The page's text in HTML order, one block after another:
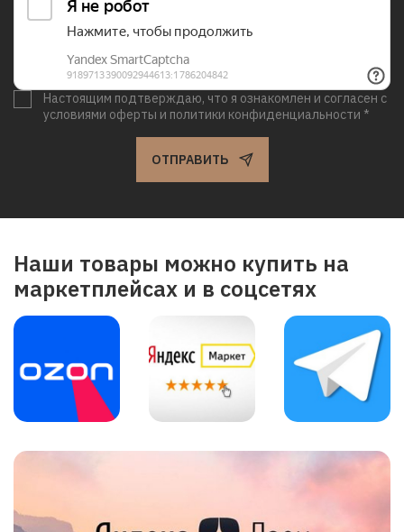
Настоящим подтверждаю, что я ознакомлен и согласен с
условиями оферты и политики конфиденциальности *
ОТПРАВИТЬ
Наши товары можно купить на
маркетплейсах и в соцсетях